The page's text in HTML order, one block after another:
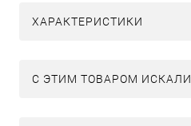
ХАРАКТЕРИСТИКИ
C ЭТИМ ТОВАРОМ ИСКАЛИ